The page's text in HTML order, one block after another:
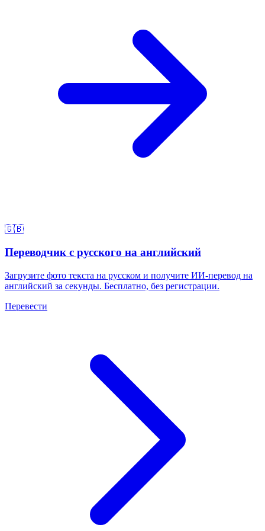
🇬🇧
Переводчик с русского на английский
Загрузите фото текста на русском и получите ИИ-перевод на
английский за секунды. Бесплатно, без регистрации.
Перевести